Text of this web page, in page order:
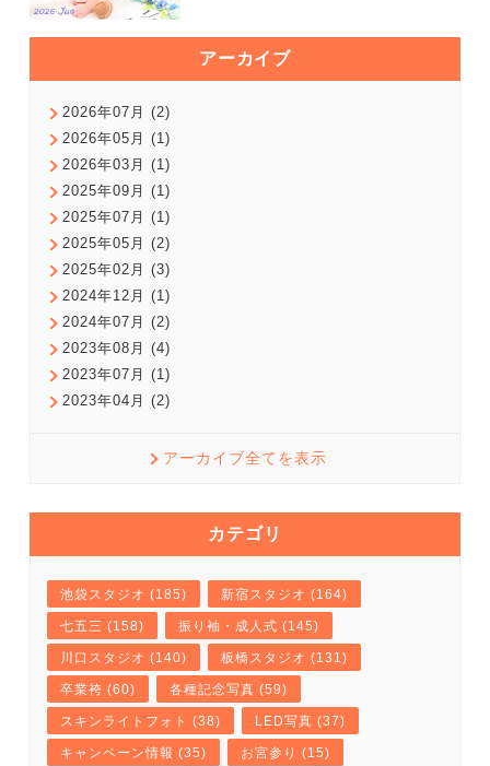
アーカイブ
2026年07月 (2)
2026年05月 (1)
2026年03月 (1)
2025年09月 (1)
2025年07月 (1)
2025年05月 (2)
2025年02月 (3)
2024年12月 (1)
2024年07月 (2)
2023年08月 (4)
2023年07月 (1)
2023年04月 (2)
アーカイブ全てを表示
カテゴリ
池袋スタジオ (185) 新宿スタジオ (164)
七五三 (158) 振り袖・成人式 (145)
川口スタジオ (140) 板橋スタジオ (131)
卒業袴 (60) 各種記念写真 (59)
スキンライトフォト (38) LED写真 (37)
キャンペーン情報 (35) お宮参り (15)